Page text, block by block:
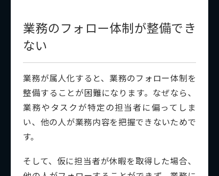
業務のフォロー体制が整備でき
ない
業務が属人化すると、業務のフォロー体制を
整備することが困難になります。なぜなら、
業務やタスクが特定の担当者に偏ってしま
い、他の人が業務内容を把握できないためで
す。
そして、仮に担当者が休暇を取得した場合、